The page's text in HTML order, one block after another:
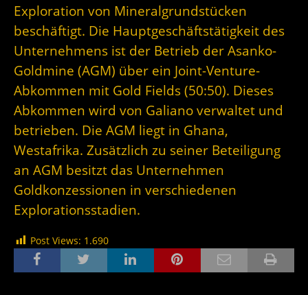
Exploration von Mineralgrundstücken
beschäftigt. Die Hauptgeschäftstätigkeit des
Unternehmens ist der Betrieb der Asanko-
Goldmine (AGM) über ein Joint-Venture-
Abkommen mit Gold Fields (50:50). Dieses
Abkommen wird von Galiano verwaltet und
betrieben. Die AGM liegt in Ghana,
Westafrika. Zusätzlich zu seiner Beteiligung
an AGM besitzt das Unternehmen
Goldkonzessionen in verschiedenen
Explorationsstadien.
Post Views: 1.690